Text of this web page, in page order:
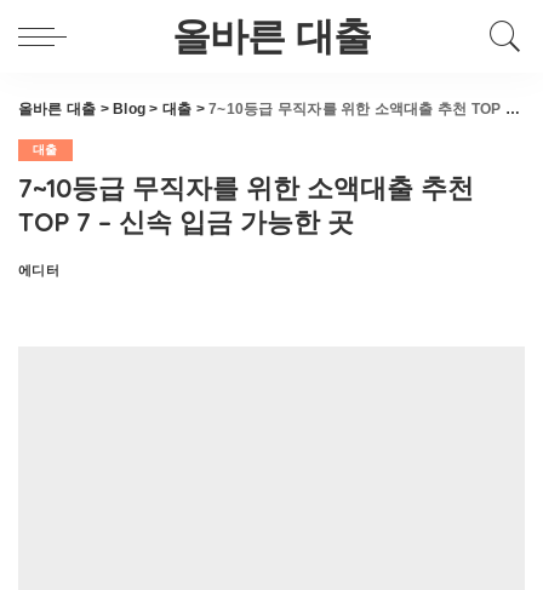
올바른 대출
올바른 대출 > Blog > 대출 >7~10등급 무직자를 위한 소액대출 추천 TOP 7 – 신속 입금 가능한 곳
대출
7~10등급 무직자를 위한 소액대출 추천
TOP 7 – 신속 입금 가능한 곳
Posted
에디터